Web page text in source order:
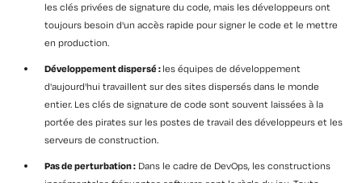
les clés privées de signature du code, mais les développeurs ont
toujours besoin d'un accès rapide pour signer le code et le mettre
en production.
Développement dispersé : les équipes de développement
d'aujourd'hui travaillent sur des sites dispersés dans le monde
entier. Les clés de signature de code sont souvent laissées à la
portée des pirates sur les postes de travail des développeurs et les
serveurs de construction.
Pas de perturbation : Dans le cadre de DevOps, les constructions